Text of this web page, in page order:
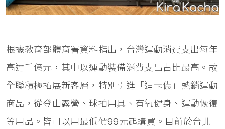
根據教育部體育署資料指出，台灣運動消費支出每年
高達千億元，其中以運動裝備消費支出占比最高。故
全聯積極拓展新客層，特別引進「迪卡儂」熱銷運動
商品，從登山露營、球拍用具、有氧健身、運動恢復
等用品。皆可以用最低價99元起購買。目前於台北